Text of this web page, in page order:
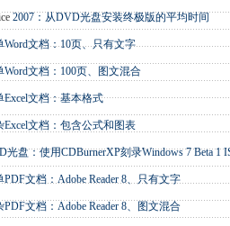
2007：从DVD光盘安装终极版的平均时间
Word文档：10页、只有文字
Word文档：100页、图文混合
Excel文档：基本格式
Excel文档：包含公式和图表
光盘：使用CDBurnerXP刻录Windows 7 Beta 1
文档：Adobe Reader 8、只有文字
文档：Adobe Reader 8、图文混合